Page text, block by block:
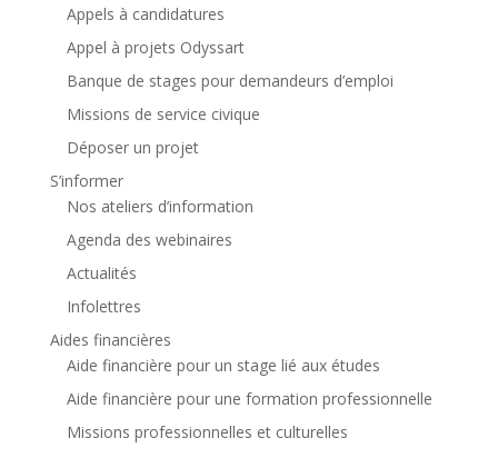
Appels à candidatures
Appel à projets Odyssart
Banque de stages pour demandeurs d’emploi
Missions de service civique
Déposer un projet
S’informer
Nos ateliers d’information
Agenda des webinaires
Actualités
Infolettres
Aides financières
Aide financière pour un stage lié aux études
Aide financière pour une formation professionnelle
Missions professionnelles et culturelles